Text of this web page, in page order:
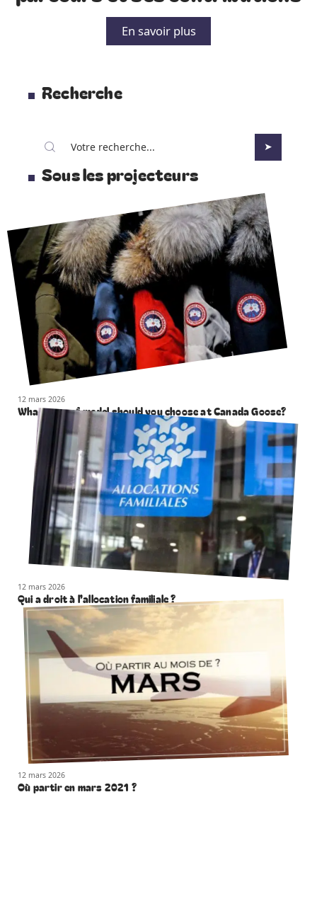
En savoir plus
Recherche
Sous les projecteurs
12 mars 2026
What type of model should you choose at Canada Goose?
12 mars 2026
Qui a droit à l’allocation familiale ?
12 mars 2026
Où partir en mars 2021 ?